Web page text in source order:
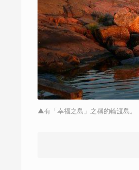
▲有「幸福之島」之稱的輪渡島